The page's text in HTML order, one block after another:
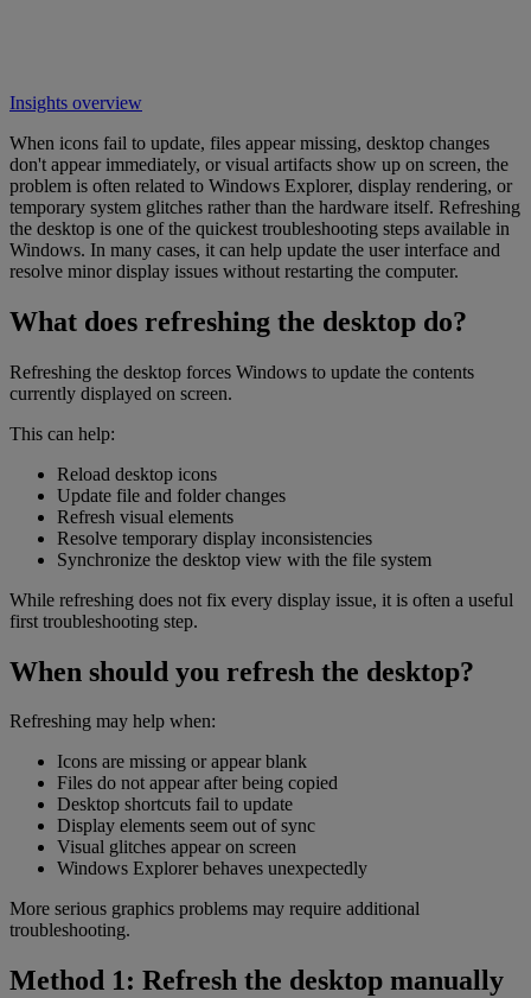
Insights overview
When icons fail to update, files appear missing, desktop changes
don't appear immediately, or visual artifacts show up on screen, the
problem is often related to Windows Explorer, display rendering, or
temporary system glitches rather than the hardware itself. Refreshing
the desktop is one of the quickest troubleshooting steps available in
Windows. In many cases, it can help update the user interface and
resolve minor display issues without restarting the computer.
What does refreshing the desktop do?
Refreshing the desktop forces Windows to update the contents
currently displayed on screen.
This can help:
Reload desktop icons
Update file and folder changes
Refresh visual elements
Resolve temporary display inconsistencies
Synchronize the desktop view with the file system
While refreshing does not fix every display issue, it is often a useful
first troubleshooting step.
When should you refresh the desktop?
Refreshing may help when:
Icons are missing or appear blank
Files do not appear after being copied
Desktop shortcuts fail to update
Display elements seem out of sync
Visual glitches appear on screen
Windows Explorer behaves unexpectedly
More serious graphics problems may require additional
troubleshooting.
Method 1: Refresh the desktop manually